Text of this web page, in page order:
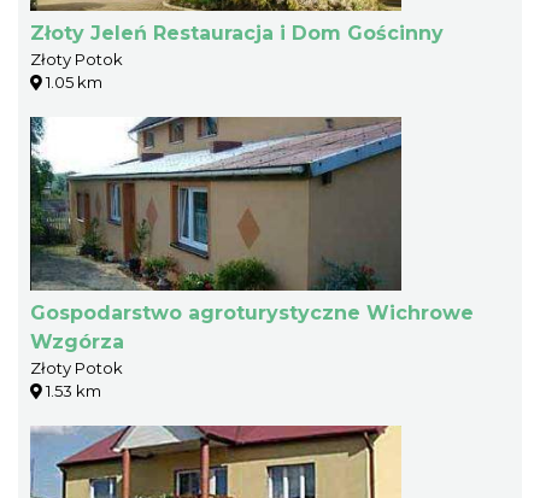
Złoty Jeleń Restauracja i Dom Gościnny
Złoty Potok
1.05 km
Gospodarstwo agroturystyczne Wichrowe
Wzgórza
Złoty Potok
1.53 km